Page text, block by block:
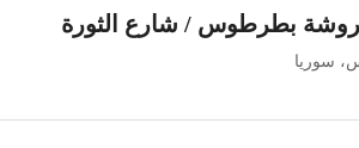
بطرطوس / شارع الثورة
سوريا